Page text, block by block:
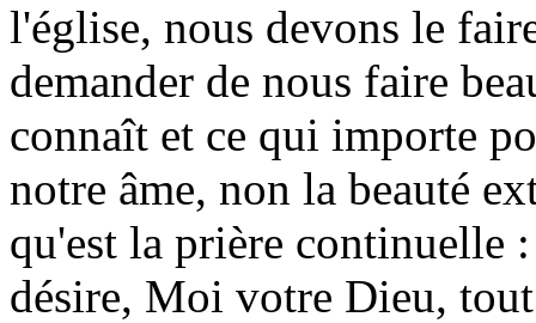
l'église, nous devons le
demander de nous faire
connaît et ce qui importe
notre âme, non la beauté
qu'est la prière continuelle
désire, Moi votre Dieu,